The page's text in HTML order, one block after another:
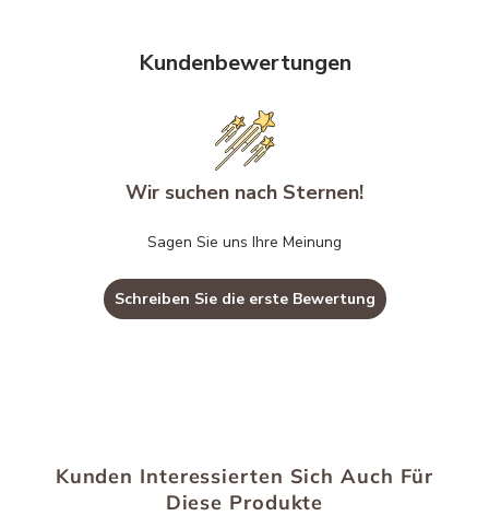
Kundenbewertungen
Wir suchen nach Sternen!
Sagen Sie uns Ihre Meinung
Schreiben Sie die erste Bewertung
Kunden Interessierten Sich Auch Für
Diese Produkte